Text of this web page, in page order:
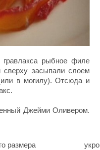
гравлакса рыбное филе
сверху засыпали слоем
в могилу). Отсюда и
Джейми Оливером.
размера